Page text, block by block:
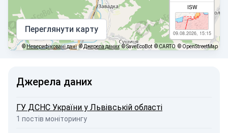
ISW
09.08.2026, 15:15
Переглянути карту
© Неверифіковані дані © Джерела даних © SaveEcoBot © CARTO © OpenStreetMap
Джерела даних
ГУ ДСНС України у Львівській області
1 постів моніторингу